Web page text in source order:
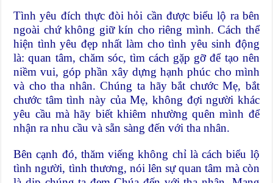
Tình yêu đích thực đòi hỏi cần được biểu lộ ra bên
ngoài chứ không giữ kín cho riêng mình. Cách thể
hiện tình yêu đẹp nhất làm cho tình yêu sinh động
là: quan tâm, chăm sóc, tìm cách gặp gỡ để tạo nên
niềm vui, góp phần xây dựng hạnh phúc cho mình
và cho tha nhân. Chúng ta hãy bắt chước Mẹ, bắt
chước tâm tình này của Mẹ, không đợi người khác
yêu cầu mà hãy biết khiêm nhường quên mình để
nhận ra nhu cầu và sẵn sàng đến với tha nhân.
Bên cạnh đó, thăm viếng không chỉ là cách biểu lộ
tình người, tình thương, nói lên sự quan tâm mà còn